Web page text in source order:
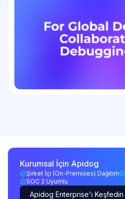
Kurumsal İçin Apidog
Şirket İçi (On-Premises) Dağıtım
SOC 2 Uyumlu
Apidog Enterprise'ı Keşfedin